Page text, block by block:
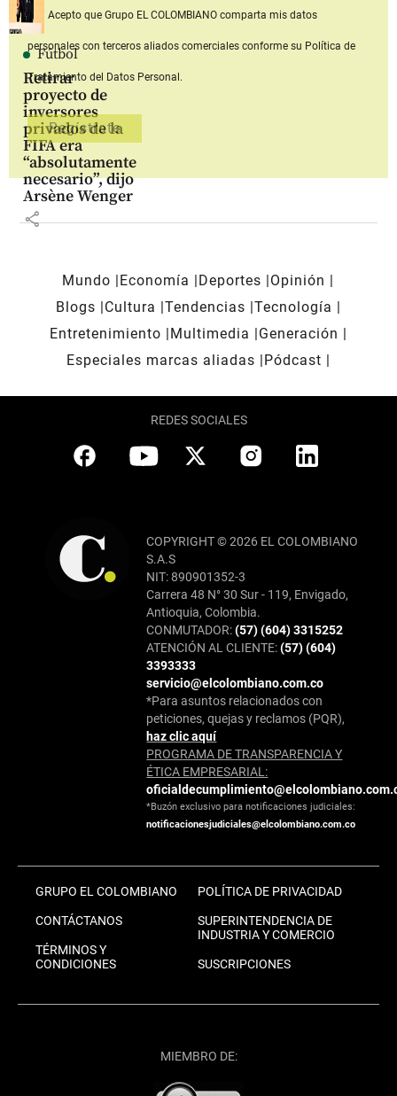
Fútbol
Retirar
proyecto de
inversores
privados de la
FIFA era
“absolutamente
necesario”, dijo
Arsène Wenger
share
Acepto que Grupo EL COLOMBIANOcomparta mis datos
personales con terceros aliados comerciales conforme su Política de
Tratamiento del Datos Personal.
Mundo Economía Deportes
Opinión
Blogs
Cultura Tendencias Tecnología
Entretenimiento
Multimedia
Generación
Especiales marcas aliadas
Pódcast
REDES SOCIALES
COPYRIGHT © 2026 EL COLOMBIANO
S.A.S
NIT: 890901352-3
Carrera 48 N° 30 Sur - 119, Envigado,
Antioquia, Colombia.
CONMUTADOR:(57) (604) 3315252
ATENCIÓN AL CLIENTE:(57) (604)
3393333
servicio@elcolombiano.com.co
*Para asuntos relacionados con
peticiones, quejas y reclamos (PQR),
haz clic aquí
PROGRAMA DE TRANSPARENCIA Y
ÉTICA EMPRESARIAL:
*Buzón exclusivo para notificaciones judiciales:
notificacionesjudiciales@elcolombiano.com.co
GRUPO EL COLOMBIANO
CONTÁCTANOS
TÉRMINOS Y
CONDICIONES
POLÍTICA DE PRIVACIDAD
SUPERINTENDENCIA DE
INDUSTRIA Y COMERCIO
SUSCRIPCIONES
MIEMBRO DE: